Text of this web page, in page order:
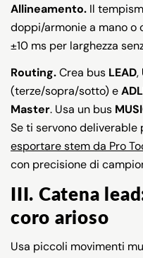
Allineamento. Il
doppi/armonie a mano o
±10 ms per larghezza
Routing.Crea bus LEAD,
(terze/sopra/sotto) e
Master. Usa un bus
Se ti servono
esportare stem da Pro
con precisione di
III. Catena
coro arioso
Usa piccoli movimenti